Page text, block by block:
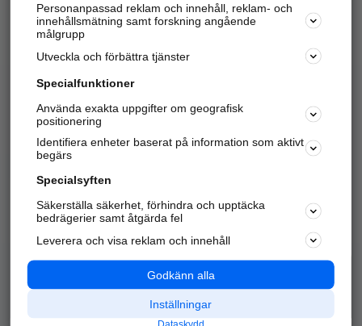
Hitta telefonnummer, adresser, företagsinfo mm.
Marknadsför företaget
Kom igång och annonsera mot
samarbetspartners nära dig.
Alla kategorier
Populära sökningar
API & Kartor
Annonsera
Integritet
Nödnummer
Personanpassad reklam och innehåll, reklam- och
innehållsmätning samt forskning angående
målgrupp
Utveckla och förbättra tjänster
Specialfunktioner
Använda exakta uppgifter om geografisk
positionering
Identifiera enheter baserat på information som aktivt
begärs
Specialsyften
Säkerställa säkerhet, förhindra och upptäcka
bedrägerier samt åtgärda fel
Leverera och visa reklam och innehåll
Godkänn alla
Inställningar
Dataskydd